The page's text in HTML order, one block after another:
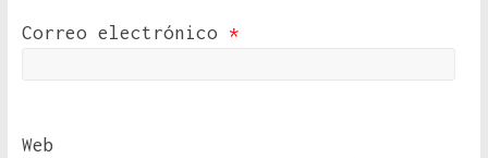
Correo electrónico *
Web